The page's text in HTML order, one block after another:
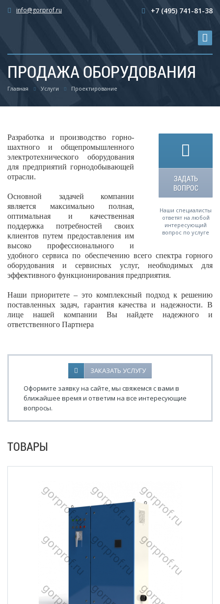
+7 (495) 741-81-38
info@gorprof.ru
ПРОДАЖА ОБОРУДОВАНИЯ
Главная Услуги Проектирование
ЗАДАТЬ
ВОПРОС
Наши специалисты
ответят на любой
интересующий
вопрос по услуге
Разработка и производство горно-
шахтного и общепромышленного
электротехнического оборудования
для предприятий горнодобывающей
отрасли.
Основной задачей компании
является максимально полная,
оптимальная и качественная
поддержка потребностей своих
клиентов путем предоставления им
высоко профессионального и
удобного сервиса по обеспечению всего спектра горного
оборудования и сервисных услуг, необходимых для
эффективного функционирования предприятия.
Наши приоритете – это комплексный подход к решению
поставленных задач, гарантия качества и надежности. В
лице нашей компании Вы найдете надежного и
ответственного Партнера
ЗАКАЗАТЬ УСЛУГУ
Оформите заявку на сайте, мы свяжемся с вами в
ближайшее время и ответим на все интересующие
вопросы.
ТОВАРЫ